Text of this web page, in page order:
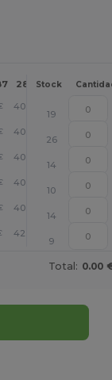
288 + Más
Stock
40.98
19
40.98 +
26
40.98
14
40.98
10
40.98
14
42.26
9
Total: 0.00